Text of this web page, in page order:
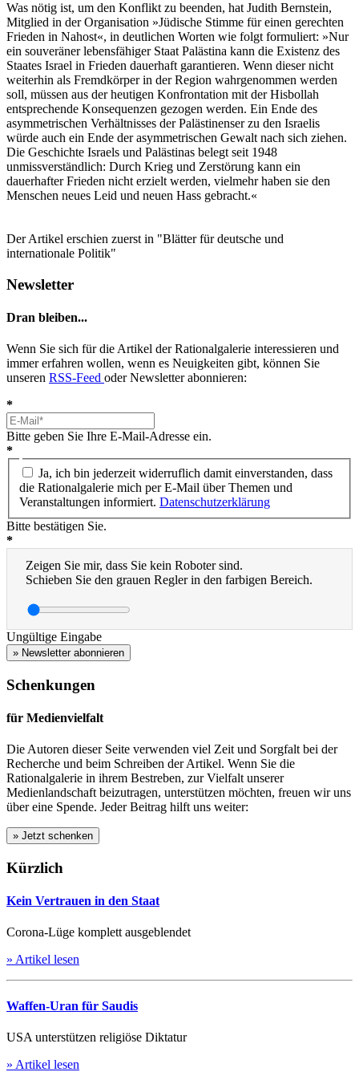
Was nötig ist, um den Konflikt zu beenden, hat Judith Bernstein,
Mitglied in der Organisation »Jüdische Stimme für einen gerechten
Frieden in Nahost«, in deutlichen Worten wie folgt formuliert: »Nur
ein souveräner lebensfähiger Staat Palästina kann die Existenz des
Staates Israel in Frieden dauerhaft garantieren. Wenn dieser nicht
weiterhin als Fremdkörper in der Region wahrgenommen werden
soll, müssen aus der heutigen Konfrontation mit der Hisbollah
entsprechende Konsequenzen gezogen werden. Ein Ende des
asymmetrischen Verhältnisses der Palästinenser zu den Israelis
würde auch ein Ende der asymmetrischen Gewalt nach sich ziehen.
Die Geschichte Israels und Palästinas belegt seit 1948
unmissverständlich: Durch Krieg und Zerstörung kann ein
dauerhafter Frieden nicht erzielt werden, vielmehr haben sie den
Menschen neues Leid und neuen Hass gebracht.«
Der Artikel erschien zuerst in "Blätter für deutsche und
internationale Politik"
Newsletter
Dran bleiben...
Wenn Sie sich für die Artikel der Rationalgalerie interessieren und
immer erfahren wollen, wenn es Neuigkeiten gibt, können Sie
unseren RSS-Feed oder Newsletter abonnieren:
*
Bitte geben Sie Ihre E-Mail-Adresse ein.
*
Ja, ich bin jederzeit widerruflich damit einverstanden, dass
die Rationalgalerie mich per E-Mail über Themen und
Veranstaltungen informiert. Datenschutzerklärung
Bitte bestätigen Sie.
*
Zeigen Sie mir, dass Sie kein Roboter sind.
Schieben Sie den grauen Regler in den farbigen Bereich.
Ungültige Eingabe
» Newsletter abonnieren
Schenkungen
für Medienvielfalt
Die Autoren dieser Seite verwenden viel Zeit und Sorgfalt bei der
Recherche und beim Schreiben der Artikel. Wenn Sie die
Rationalgalerie in ihrem Bestreben, zur Vielfalt unserer
Medienlandschaft beizutragen, unterstützen möchten, freuen wir uns
über eine Spende. Jeder Beitrag hilft uns weiter:
Kürzlich
Kein Vertrauen in den Staat
Corona-Lüge komplett ausgeblendet
» Artikel lesen
Waffen-Uran für Saudis
USA unterstützen religiöse Diktatur
» Artikel lesen